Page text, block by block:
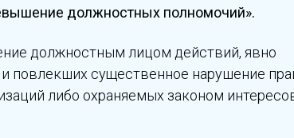
должностных полномочий».
должностным лицом действий, явно
повлекших существенное нарушение
либо охраняемых законом